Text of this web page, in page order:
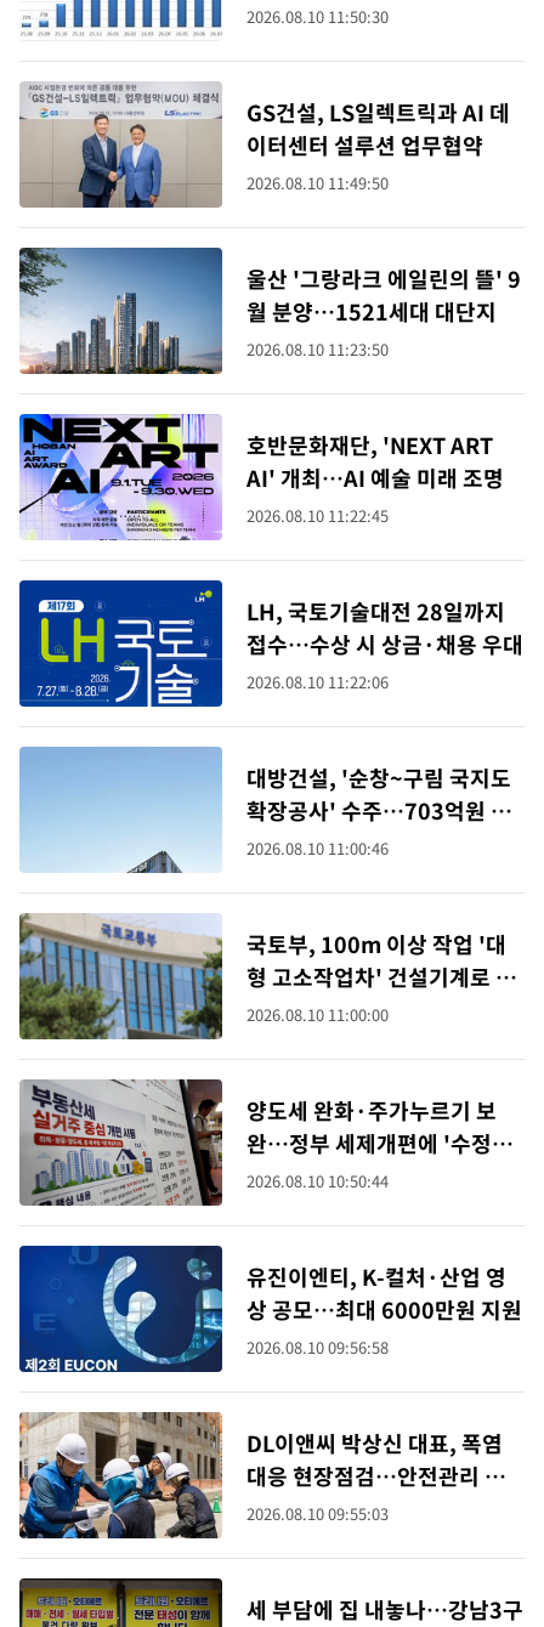
2026.08.10 11:50:30
GS건설, LS일렉트릭과 AI 데
이터센터 설루션 업무협약
2026.08.10 11:49:50
울산 '그랑라크 에일린의 뜰' 9
월 분양…1521세대 대단지
2026.08.10 11:23:50
호반문화재단, 'NEXT ART
AI' 개최…AI 예술 미래 조명
2026.08.10 11:22:45
LH, 국토기술대전 28일까지
접수…수상 시 상금·채용 우대
2026.08.10 11:22:06
대방건설, '순창~구림 국지도
확장공사' 수주…703억원 규
모
2026.08.10 11:00:46
국토부, 100m 이상 작업 '대
형 고소작업차' 건설기계로 지
정
2026.08.10 11:00:00
양도세 완화·주가누르기 보
완…정부 세제개편에 '수정안'
봇물
2026.08.10 10:50:44
유진이엔티, K-컬처·산업 영
상 공모…최대 6000만원 지원
2026.08.10 09:56:58
DL이앤씨 박상신 대표, 폭염
대응 현장점검…안전관리 총
력
2026.08.10 09:55:03
세 부담에 집 내놓나…강남3구